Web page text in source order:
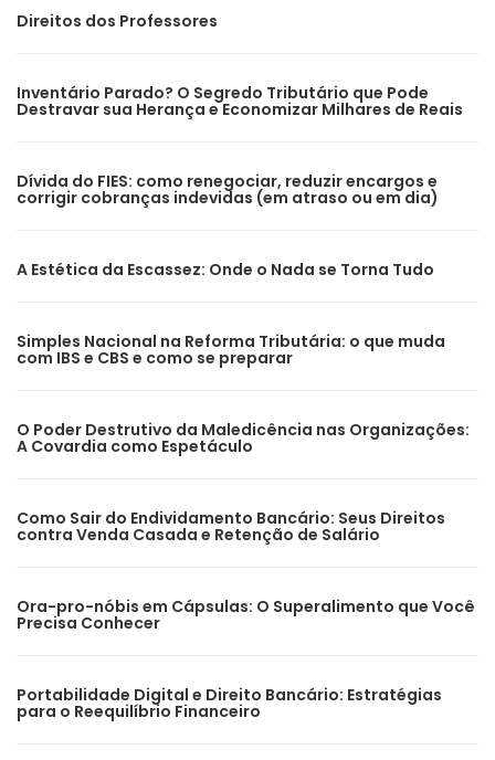
Direitos dos Professores
Inventário Parado? O Segredo Tributário que Pode
Destravar sua Herança e Economizar Milhares de Reais
Dívida do FIES: como renegociar, reduzir encargos e
corrigir cobranças indevidas (em atraso ou em dia)
A Estética da Escassez: Onde o Nada se Torna Tudo
Simples Nacional na Reforma Tributária: o que muda
com IBS e CBS e como se preparar
O Poder Destrutivo da Maledicência nas Organizações:
A Covardia como Espetáculo
Como Sair do Endividamento Bancário: Seus Direitos
contra Venda Casada e Retenção de Salário
Ora-pro-nóbis em Cápsulas: O Superalimento que Você
Precisa Conhecer
Portabilidade Digital e Direito Bancário: Estratégias
para o Reequilíbrio Financeiro